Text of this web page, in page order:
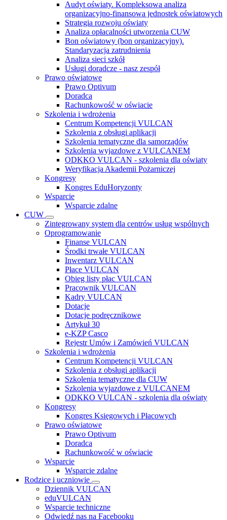
Audyt oświaty. Kompleksowa analiza
organizacyjno-finansowa jednostek oświatowych
Strategia rozwoju oświaty
Analiza opłacalności utworzenia CUW
Bon oświatowy (bon organizacyjny).
Standaryzacja zatrudnienia
Analiza sieci szkół
Usługi doradcze - nasz zespół
Prawo oświatowe
Prawo Optivum
Doradca
Rachunkowość w oświacie
Szkolenia i wdrożenia
Centrum Kompetencji VULCAN
Szkolenia z obsługi aplikacji
Szkolenia tematyczne dla samorządów
Szkolenia wyjazdowe z VULCANEM
ODKKO VULCAN - szkolenia dla oświaty
Weryfikacja Akademii Pożarniczej
Kongresy
Kongres EduHoryzonty
Wsparcie
Wsparcie zdalne
CUW
Zintegrowany system dla centrów usług wspólnych
Oprogramowanie
Finanse VULCAN
Środki trwałe VULCAN
Inwentarz VULCAN
Płace VULCAN
Obieg listy płac VULCAN
Pracownik VULCAN
Kadry VULCAN
Dotacje
Dotacje podręcznikowe
Artykuł 30
e-KZP Casco
Rejestr Umów i Zamówień VULCAN
Szkolenia i wdrożenia
Centrum Kompetencji VULCAN
Szkolenia z obsługi aplikacji
Szkolenia tematyczne dla CUW
Szkolenia wyjazdowe z VULCANEM
ODKKO VULCAN - szkolenia dla oświaty
Kongresy
Kongres Księgowych i Płacowych
Prawo oświatowe
Prawo Optivum
Doradca
Rachunkowość w oświacie
Wsparcie
Wsparcie zdalne
Rodzice i uczniowie
Dziennik VULCAN
eduVULCAN
Wsparcie techniczne
Odwiedź nas na Facebooku